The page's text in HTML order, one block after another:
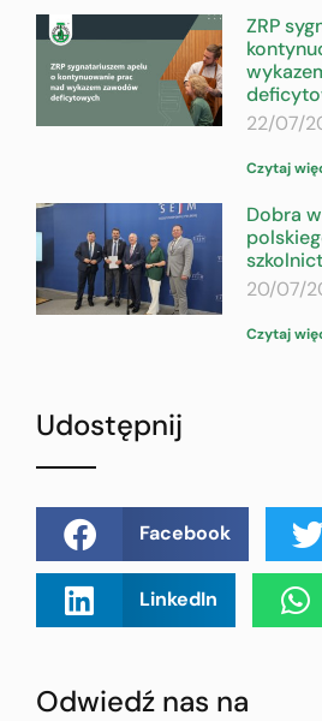
ZRP
22/07/
Czytaj
Dobra
20/07/
Czytaj
Udostępnij
Facebook
LinkedIn
Odwiedź nas na